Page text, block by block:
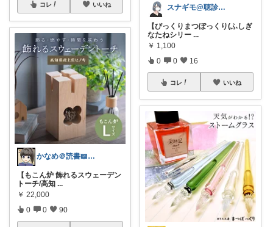
コレ いいね
かなめ＠読書📖防災⛑️note再開📒
【もこん炉 飾れるスウェーデン
トーチ/高知 ...
￥ 22,000
0 0 90
スナギモ@聴診器紛失大魔王🩺
【びっくりまつぼっくり(ふしぎ
なたねシリー ...
￥ 1,100
0 0 16
コレ いいね